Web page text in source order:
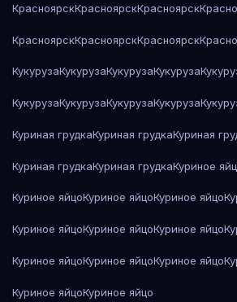
КрасноярскКрасноярскКрасноярск
КрасноярскКрасноярскКрасноярск
КукурузаКукурузаКукурузаКукуруза
КукурузаКукурузаКукурузаКукуруза
Куриная грудкаКуриная грудкаКуриная
Куриная грудкаКуриная грудкаКуриное
Куриное яйцоКуриное яйцоКуриное яйцо
Куриное яйцоКуриное яйцоКуриное яйцо
Куриное яйцоКуриное яйцоКуриное яйцо
Куриное яйцоКуриное яйцо